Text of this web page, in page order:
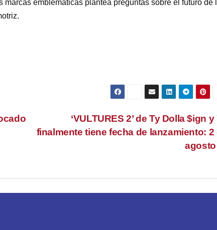
emblemáticas plantea preguntas sobre el futuro de
‘VULTURES 2’ de Ty Dolla $ign y
finalmente tiene fecha de lanzamiento: 2
agosto